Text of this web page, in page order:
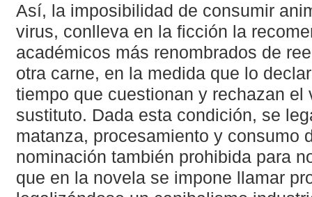
Así, la imposibilidad de consumir
virus, conlleva en la ficción la
académicos más renombrados de
otra carne, en la medida que lo
tiempo que cuestionan y rechazan
sustituto. Dada esta condición, se
matanza, procesamiento y consumo
nominación también prohibida para
que en la novela se impone llamar